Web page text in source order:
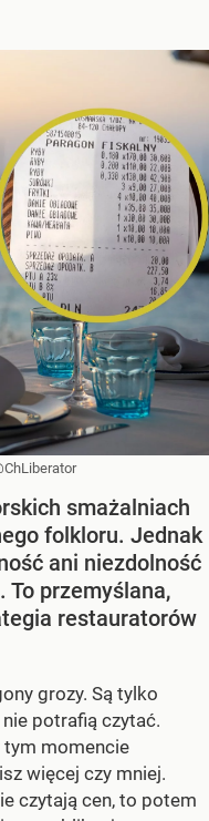
smażalniach
folkloru. Jednak
ani niezdolność
To przemyślana,
restauratorów
grozy. Są tylko
potrafią czytać.
tym momencie
więcej czy mniej.
czytają cen, to potem